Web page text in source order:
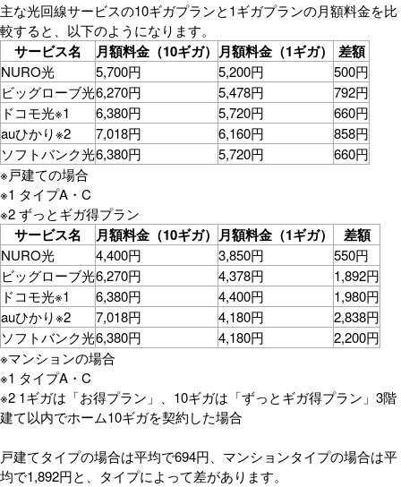
主な光回線サービスの10ギガプランと1ギガプランの月額料金を比
較すると、以下のようになります。
サービス名 月額料金（10ギガ） 月額料金（1ギガ） 差額
NURO光 5,700円 5,200円
500円
ビッグローブ光6,270円 5,478円
792円
ドコモ光※1
6,380円 5,720円
660円
auひかり※2
7,018円 6,160円
858円
ソフトバンク光6,380円 5,720円
660円
※戸建ての場合
※1 タイプA・C
※2 ずっとギガ得プラン
サービス名 月額料金（10ギガ） 月額料金（1ギガ） 差額
NURO光 4,400円 3,850円
550円
ビッグローブ光6,270円 4,378円
1,892円
ドコモ光※1
6,380円 4,400円
1,980円
auひかり※2
7,018円 4,180円
2,838円
ソフトバンク光6,380円 4,180円
2,200円
※マンションの場合
※1 タイプA・C
※2 1ギガは「お得プラン」、10ギガは「ずっとギガ得プラン」3階
建て以内でホーム10ギガを契約した場合
戸建てタイプの場合は平均で694円、マンションタイプの場合は平
均で1,892円と、タイプによって差があります。